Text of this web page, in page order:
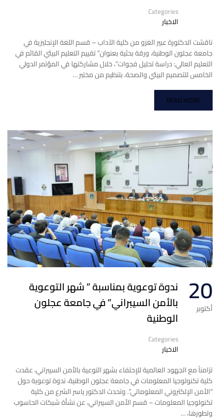
Categories
الاخبار
ناقشت الدكتورة عبير الغزو من كلية الآداب – قسم اللغة الإنجليزية في
جامعة عجلون الوطنية، ورقة بحثية بعنوان” تقييم التعليم البيئي القائم في
التعليم العالي: دراسة تحليل فجوات”، خلال مشاركتها في المؤتمر الدولي
الخامس للتصميم البيئي والصحة، بتنظيم من مختبر …
READ MORE
20
أكتوبر
ندوة توعوية بمناسبة ” شهر التوعوية
بالأمن السيبراني” في جامعة عجلون
الوطنية
Categories
الاخبار
تزامناً مع الجهود العالمية للإحتفاء بشهر التوعية بالأمن السيبراني، عقدت
كلية تكنولوجيا المعلومات في جامعة عجلون الوطنية، ندوة توعوية حول
“الأمن الإلكتروني المعلوماتي”. وتحدث الدكتور ياسر الشرع من كلية
تكنولوجيا المعلومات – قسم الأمن السيبراني، عن نشأة شبكات الحاسوب
وتطورها، …